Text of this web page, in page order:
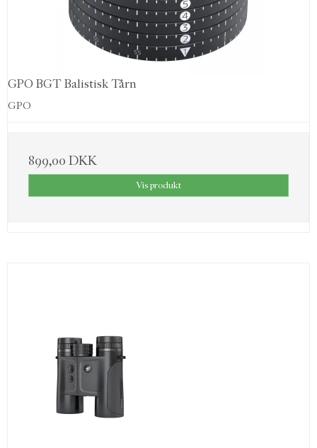
GPO BGT Balistisk Tårn
GPO
899,00 DKK
Vis produkt